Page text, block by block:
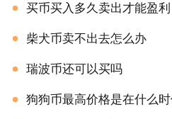
买币买入多久卖出才能盈利
柴犬币卖不出去怎么办
瑞波币还可以买吗
狗狗币最高价格是在什么